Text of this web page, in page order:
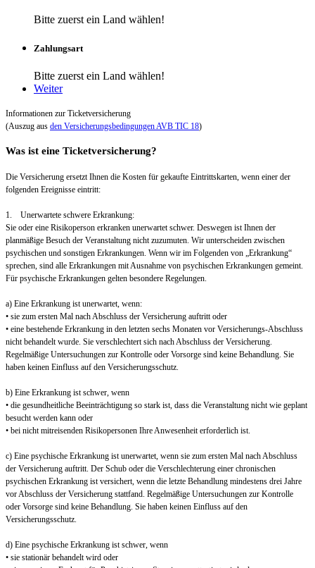
Bitte zuerst ein Land wählen!
Zahlungsart
Bitte zuerst ein Land wählen!
Weiter
Informationen zur Ticketversicherung
(Auszug aus den Versicherungsbedingungen AVB TIC 18)
Was ist eine Ticketversicherung?
Die Versicherung ersetzt Ihnen die Kosten für gekaufte Eintrittskarten, wenn einer der
folgenden Ereignisse eintritt:
1. Unerwartete schwere Erkrankung:
Sie oder eine Risikoperson erkranken unerwartet schwer. Deswegen ist Ihnen der
planmäßige Besuch der Veranstaltung nicht zuzumuten. Wir unterscheiden zwischen
psychischen und sonstigen Erkrankungen. Wenn wir im Folgenden von „Erkrankung“
sprechen, sind alle Erkrankungen mit Ausnahme von psychischen Erkrankungen gemeint.
Für psychische Erkrankungen gelten besondere Regelungen.
a) Eine Erkrankung ist unerwartet, wenn:
• sie zum ersten Mal nach Abschluss der Versicherung auftritt oder
• eine bestehende Erkrankung in den letzten sechs Monaten vor Versicherungs-Abschluss
nicht behandelt wurde. Sie verschlechtert sich nach Abschluss der Versicherung.
Regelmäßige Untersuchungen zur Kontrolle oder Vorsorge sind keine Behandlung. Sie
haben keinen Einfluss auf den Versicherungsschutz.
b) Eine Erkrankung ist schwer, wenn
• die gesundheitliche Beeinträchtigung so stark ist, dass die Veranstaltung nicht wie geplant
besucht werden kann oder
• bei nicht mitreisenden Risikopersonen Ihre Anwesenheit erforderlich ist.
c) Eine psychische Erkrankung ist unerwartet, wenn sie zum ersten Mal nach Abschluss
der Versicherung auftritt. Der Schub oder die Verschlechterung einer chronischen
psychischen Erkrankung ist versichert, wenn die letzte Behandlung mindestens drei Jahre
vor Abschluss der Versicherung stattfand. Regelmäßige Untersuchungen zur Kontrolle
oder Vorsorge sind keine Behandlung. Sie haben keinen Einfluss auf den
Versicherungsschutz.
d) Eine psychische Erkrankung ist schwer, wenn
• sie stationär behandelt wird oder